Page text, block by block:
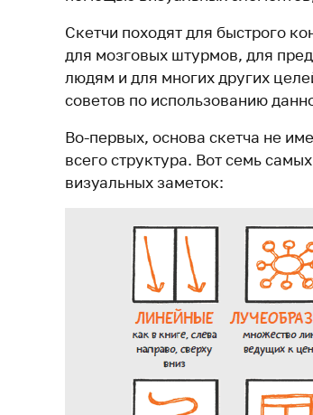
Скетчи походят для быстрого
для мозговых штурмов, для
людям и для многих других
советов по использованию
Во-первых, основа скетча не
всего структура. Вот семь
визуальных заметок: